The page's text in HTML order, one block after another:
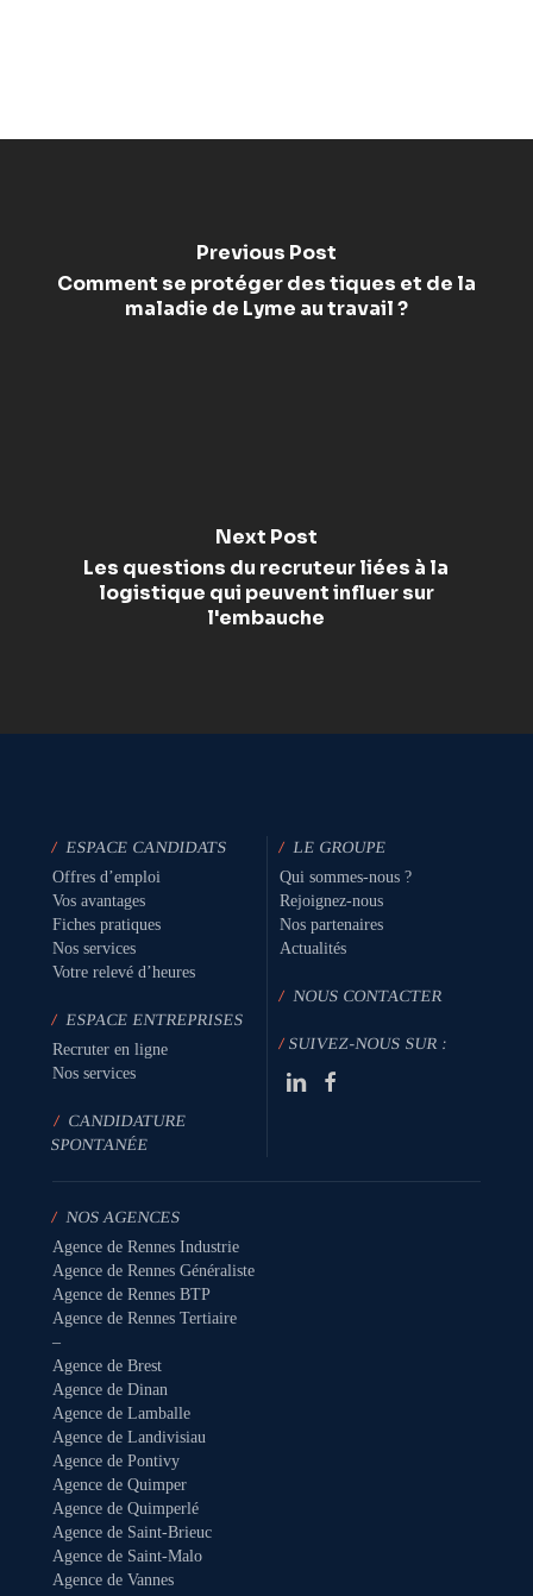
Previous Post
Comment se protéger des tiques et de la
maladie de Lyme au travail ?
Next Post
Les questions du recruteur liées à la
logistique qui peuvent influer sur
l'embauche
/ ESPACE CANDIDATS
Offres d’emploi
Vos avantages
Fiches pratiques
Nos services
Votre relevé d’heures
/ ESPACE ENTREPRISES
Recruter en ligne
Nos services
/ CANDIDATURE
SPONTANÉE
/ LE GROUPE
Qui sommes-nous ?
Rejoignez-nous
Nos partenaires
Actualités
/NOUS CONTACTER
/SUIVEZ-NOUS SUR :
/ NOS AGENCES
Agence de Rennes Industrie
Agence de Rennes Généraliste
Agence de Rennes BTP
Agence de Rennes Tertiaire
–
Agence de Brest
Agence de Dinan
Agence de Lamballe
Agence de Landivisiau
Agence de Pontivy
Agence de Quimper
Agence de Quimperlé
Agence de Saint-Brieuc
Agence de Saint-Malo
Agence de Vannes